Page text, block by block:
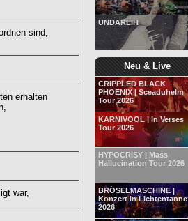
UNDARLIH
Neu & Live
CRIPPLED BLACK
PHOENIX | Sceaduhelm
Tour 2026
KARNIVOOL | In Verses
Tour 2026
HYPOCRISY | Mass
Hallucination Tour 2026
BRÖSELMASCHINE |
Konzert in Lichtentanne
2026
sind,
erhalten
war,